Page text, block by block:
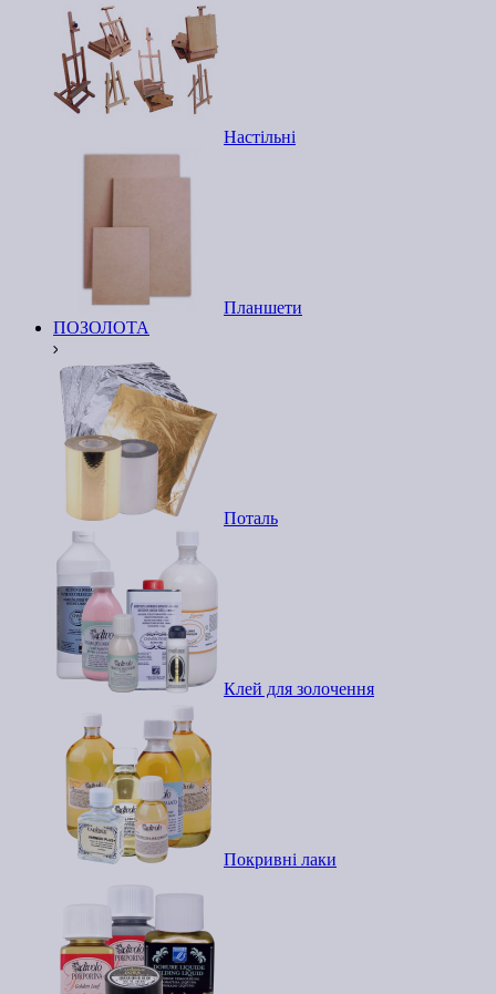
Настільні
Планшети
ПОЗОЛОТА
Поталь
Клей для золочення
Покривні лаки